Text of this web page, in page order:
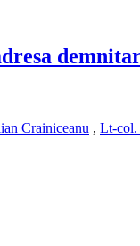
Crainiceanu , Lt-col.